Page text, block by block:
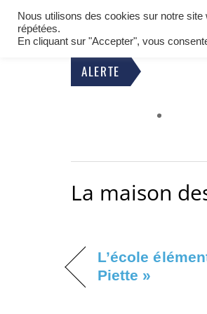
BIENVENUE À
COMMUNE DE MOSELLE EST
ALERTE
La maison
L’école
Piette »
Nous utilisons des cookies sur notre
répétées.
En cliquant sur "Accepter", vous